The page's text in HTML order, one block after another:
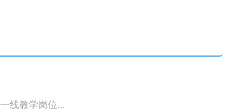
线教学岗位...